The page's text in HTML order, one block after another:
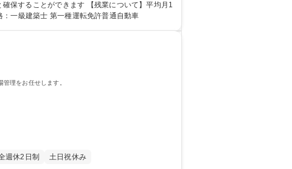
保することができます 【残業について】平均月1
高校 語学力： 資格：一級建築士 第一種運転免許普通自動車
理をお任せします。
週休2日制 土日祝休み